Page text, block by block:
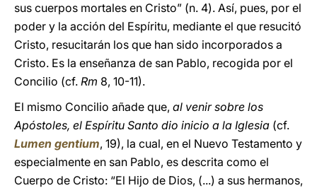
sus cuerpos mortales en Cristo” (n. 4). Así, pues, por el
poder y la acción del Espíritu, mediante el que resucitó
Cristo, resucitarán los que han sido incorporados a
Cristo. Es la enseñanza de san Pablo, recogida por el
Concilio (cf. Rm 8, 10-11).
El mismo Concilio añade que, al venir sobre los
Apóstoles, el Espíritu Santo dio inicio a la Iglesia (cf.
Lumen gentium, 19), la cual, en el Nuevo Testamento y
especialmente en san Pablo, es descrita como el
Cuerpo de Cristo: “El Hijo de Dios, (...) a sus hermanos,